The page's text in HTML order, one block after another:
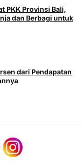
Overstay dan
Izin Tinggal
PKK Provinsi Bali,
dan Berbagi untuk
dari Pendapatan